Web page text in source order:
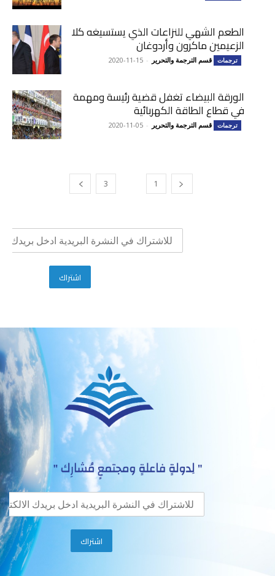
الطعم الشهي للنزاعات الذي يستسيغه كلا
الزعيمين ماكرون وأردوغان
ترجمات قسم الترجمة والتحرير -
2020-11-15
الورقة البيضاء تغفل قضية رئيسة ومهمة
في قطاع الطاقة الكهربائية
ترجمات قسم الترجمة والتحرير -
2020-11-05
1
3